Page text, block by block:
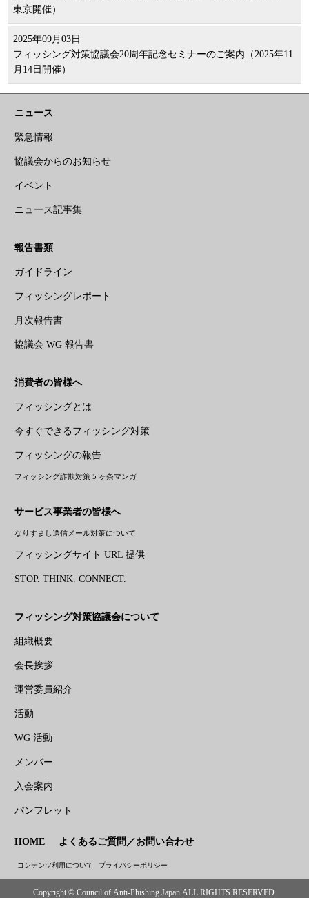
東京開催）
2025年09月03日
フィッシング対策協議会20周年記念セミナーのご案内（2025年11
月14日開催）
ニュース
緊急情報
協議会からのお知らせ
イベント
ニュース記事集
報告書類
ガイドライン
フィッシングレポート
月次報告書
協議会 WG 報告書
消費者の皆様へ
フィッシングとは
今すぐできるフィッシング対策
フィッシングの報告
フィッシング詐欺対策 5 ヶ条マンガ
サービス事業者の皆様へ
なりすまし送信メール対策について
フィッシングサイト URL 提供
STOP. THINK. CONNECT.
フィッシング対策協議会について
組織概要
会長挨拶
運営委員紹介
活動
WG 活動
メンバー
入会案内
パンフレット
HOME よくあるご質問／お問い合わせ
コンテンツ利用について プライバシーポリシー
Copyright © Council of Anti-Phishing Japan ALL RIGHTS RESERVED.